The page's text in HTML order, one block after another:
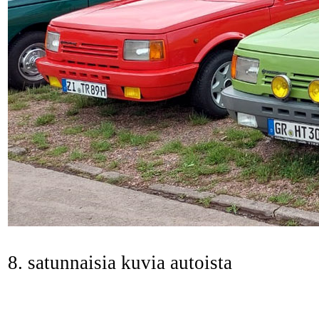
8. satunnaisia kuvia autoista